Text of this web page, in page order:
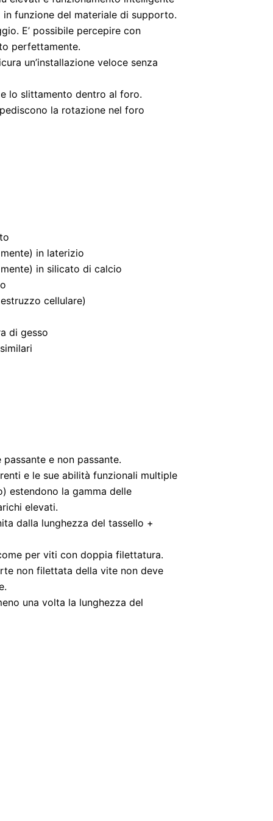
funzione del materiale di supporto.
E’ possibile percepire con
perfettamente.
un’installazione veloce senza
lo slittamento dentro al foro.
la rotazione nel foro
in laterizio
in silicato di calcio
cellulare)
di gesso
e non passante.
e le sue abilità funzionali multiple
estendono la gamma delle
elevati.
dalla lunghezza del tassello +
per viti con doppia filettatura.
non filettata della vite non deve
una volta la lunghezza del